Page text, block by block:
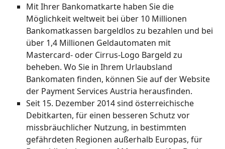
Mit Ihrer Bankomatkarte haben Sie die
Möglichkeit weltweit bei über 10 Millionen
Bankomatkassen bargeldlos zu bezahlen und bei
über 1,4 Millionen Geldautomaten mit
Mastercard- oder Cirrus-Logo Bargeld zu
beheben. Wo Sie in Ihrem Urlaubsland
Bankomaten finden, können Sie auf der Website
der Payment Services Austria herausfinden.
Seit 15. Dezember 2014 sind österreichische
Debitkarten, für einen besseren Schutz vor
missbräuchlicher Nutzung, in bestimmten
gefährdeten Regionen außerhalb Europas, für